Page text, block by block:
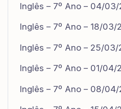
Inglês – 7º Ano – 04/
Inglês – 7º Ano – 18/03/
Inglês – 7º Ano – 25/
Inglês – 7º Ano – 01/04/
Inglês – 7º Ano – 08/